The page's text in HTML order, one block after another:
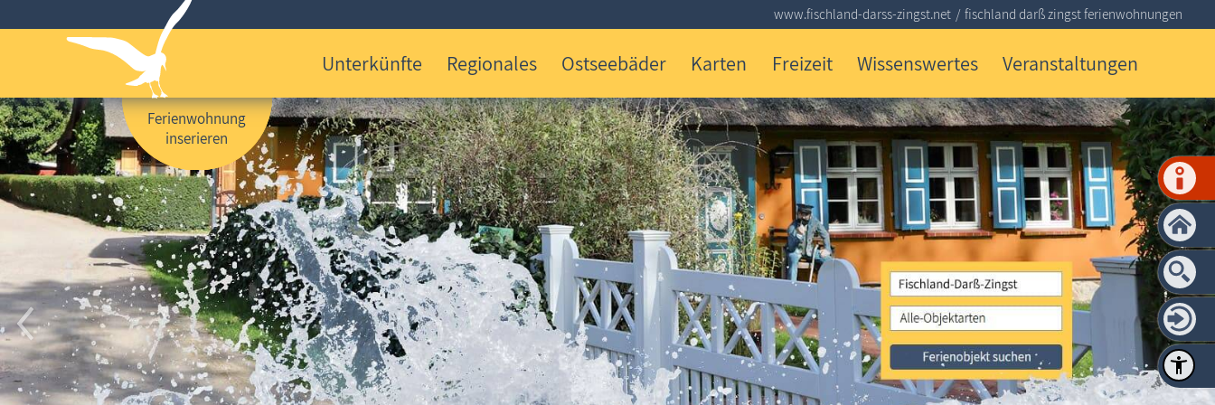
Unterkünfte Regionales Ostseebäder Karten Freizeit Wissenswertes Veranstaltungen
Ferienwohnung
inserieren
www.fischland-darss-zingst.net fischland darß zingst ferienwohnungen